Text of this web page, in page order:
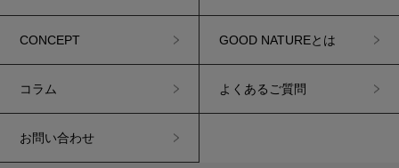
CONCEPT GOOD NATUREとは
コラム よくあるご質問
お問い合わせ